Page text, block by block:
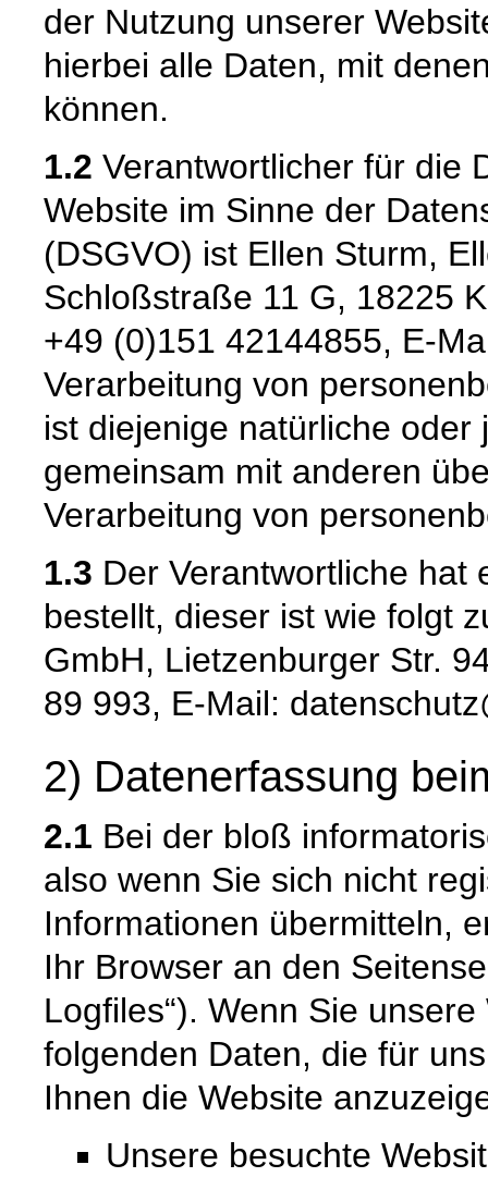
der Nutzung unserer
hierbei alle Daten, mit
können.
1.2 Verantwortlicher für die
Website im Sinne der
(DSGVO) ist Ellen Sturm,
Schloßstraße 11 G, 18225
+49 (0)151 42144855, E-
Verarbeitung von
ist diejenige natürliche
gemeinsam mit anderen
Verarbeitung von
1.3 Der Verantwortliche hat
bestellt, dieser ist wie folgt
GmbH, Lietzenburger Str.
89 993, E-Mail:
2) Datenerfassung
2.1 Bei der bloß
also wenn Sie sich nicht
Informationen übermitteln,
Ihr Browser an den
Logfiles“). Wenn Sie
folgenden Daten, die für
Ihnen die Website
Unsere besuchte